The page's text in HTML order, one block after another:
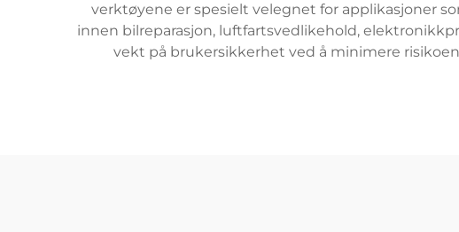
verktøyene er spesielt velegnet for applikasjoner
innen bilreparasjon, luftfartsvedlikehold,
vekt på brukersikkerhet ved å minimere